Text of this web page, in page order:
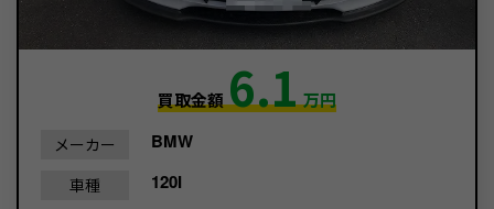
買取金額6.1万円
メーカー BMW
車種 120I